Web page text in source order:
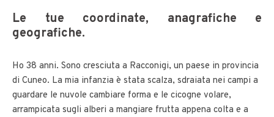
Le tue coordinate, anagrafiche e
geografiche.
Ho 38 anni. Sono cresciuta a Racconigi, un paese in provincia
di Cuneo. La mia infanzia è stata scalza, sdraiata nei campi a
guardare le nuvole cambiare forma e le cicogne volare,
arrampicata sugli alberi a mangiare frutta appena colta e a